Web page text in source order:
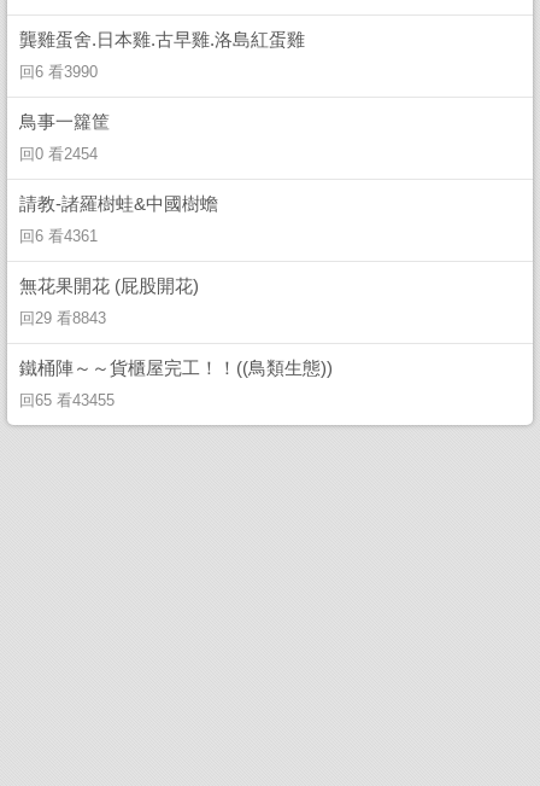
龔雞蛋舍.日本雞.古早雞.洛島紅蛋雞
回6 看3990
鳥事一籮筐
回0 看2454
請教-諸羅樹蛙&中國樹蟾
回6 看4361
無花果開花 (屁股開花)
回29 看8843
鐵桶陣～～貨櫃屋完工！！((鳥類生態))
回65 看43455